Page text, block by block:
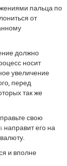
пальца по
от
должно
носит
увеличение
перед
так же
свою
направит его на
и вполне